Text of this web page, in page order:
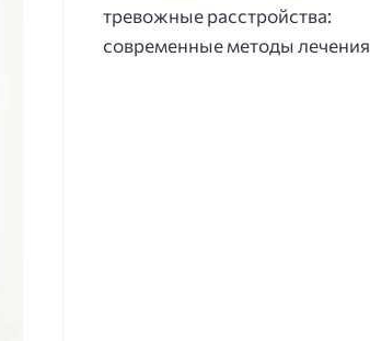
тревожные расстройства:
современные методы лечения